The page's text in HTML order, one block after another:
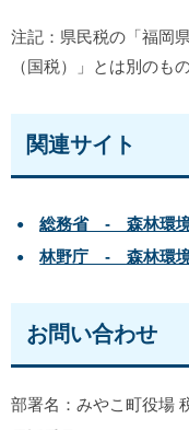
注記：県民税の「福岡
（国税）」とは別のも
関連サイト
総務省 - 森林環境
林野庁 - 森林環境
お問い合わせ
部署名：みやこ町役場